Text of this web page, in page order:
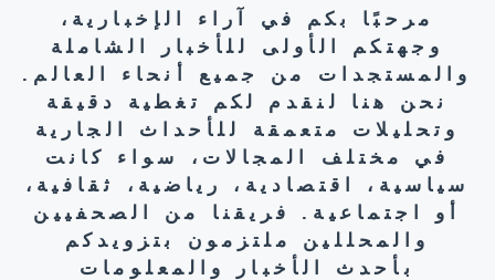
مرحبًا بكم في آراء الإخبارية،
وجهتكم الأولى للأخبار الشاملة
والمستجدات من جميع أنحاء العالم.
نحن هنا لنقدم لكم تغطية دقيقة
وتحليلات متعمقة للأحداث الجارية
في مختلف المجالات، سواء كانت
سياسية، اقتصادية، رياضية، ثقافية،
أو اجتماعية. فريقنا من الصحفيين
والمحللين ملتزمون بتزويدكم
بأحدث الأخبار والمعلومات